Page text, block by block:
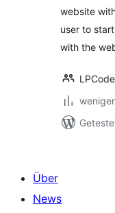
website
user to
with the
LPCode
Über
News